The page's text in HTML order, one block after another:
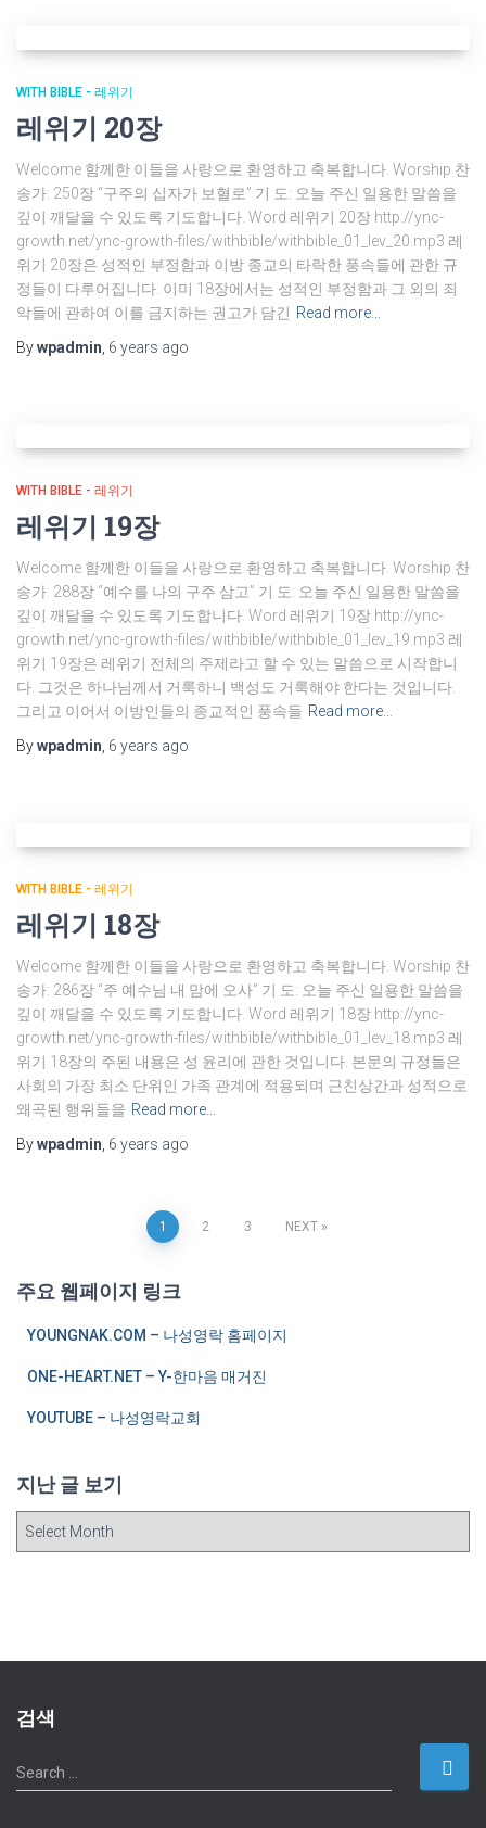
WITH BIBLE - 레위기
레위기 20장
Welcome 함께한 이들을 사랑으로 환영하고 축복합니다. Worship 찬
송가: 250장 “구주의 십자가 보혈로” 기 도: 오늘 주신 일용한 말씀을
깊이 깨달을 수 있도록 기도합니다. Word 레위기 20장 http://ync-
growth.net/ync-growth-files/withbible/withbible_01_lev_20.mp3 레
위기 20장은 성적인 부정함과 이방 종교의 타락한 풍속들에 관한 규
정들이 다루어집니다. 이미 18장에서는 성적인 부정함과 그 외의 죄
악들에 관하여 이를 금지하는 권고가 담긴 Read more…
Bywpadmin, 6 years ago
WITH BIBLE - 레위기
레위기 19장
Welcome 함께한 이들을 사랑으로 환영하고 축복합니다. Worship 찬
송가: 288장 “예수를 나의 구주 삼고” 기 도: 오늘 주신 일용한 말씀을
깊이 깨달을 수 있도록 기도합니다. Word 레위기 19장 http://ync-
growth.net/ync-growth-files/withbible/withbible_01_lev_19.mp3 레
위기 19장은 레위기 전체의 주제라고 할 수 있는 말씀으로 시작합니
다. 그것은 하나님께서 거룩하니 백성도 거룩해야 한다는 것입니다.
그리고 이어서 이방인들의 종교적인 풍속들 Read more…
Bywpadmin, 6 years ago
WITH BIBLE - 레위기
레위기 18장
Welcome 함께한 이들을 사랑으로 환영하고 축복합니다. Worship 찬
송가: 286장 “주 예수님 내 맘에 오사” 기 도: 오늘 주신 일용한 말씀을
깊이 깨달을 수 있도록 기도합니다. Word 레위기 18장 http://ync-
growth.net/ync-growth-files/withbible/withbible_01_lev_18.mp3 레
위기 18장의 주된 내용은 성 윤리에 관한 것입니다. 본문의 규정들은
사회의 가장 최소 단위인 가족 관계에 적용되며 근친상간과 성적으로
왜곡된 행위들을 Read more…
Bywpadmin, 6 years ago
navigation
1 2 3 NEXT
주요 웹페이지 링크
YOUNGNAK.COM – 나성영락 홈페이지
ONE-HEART.NET – Y-한마음 매거진
YOUTUBE – 나성영락교회
지난 글 보기
지
난
검색
S
e
Search …